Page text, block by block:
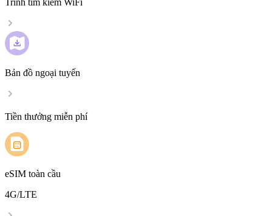
Trình tìm kiếm WiFi
Bản đồ ngoại tuyến
Tiền thưởng miễn phí
eSIM toàn cầu
4G/LTE